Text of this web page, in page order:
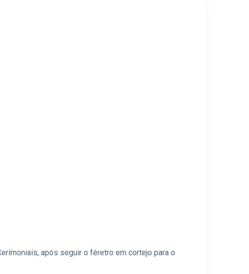
após seguir o féretro em cortejo para o